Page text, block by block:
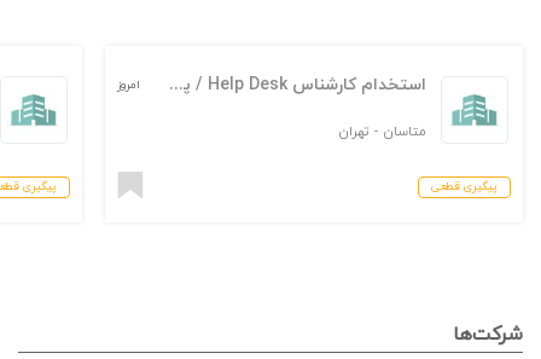
استخدام کارشناس Help Desk / پشتیبانی IT
متاسان - تهران
امروز
پیگیری قطعی پیگیری
شرکت‌ها